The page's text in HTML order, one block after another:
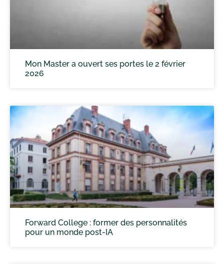
Mon Master a ouvert ses portes le 2 février
2026
Forward College : former des personnalités
pour un monde post-IA